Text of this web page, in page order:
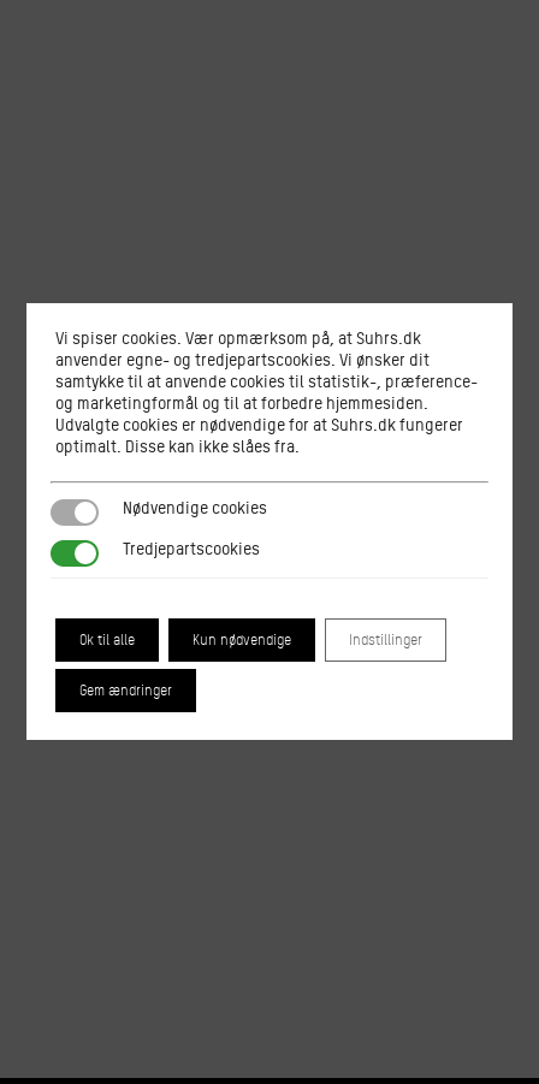
Vi spiser cookies. Vær opmærksom på, at Suhrs.dk
anvender egne- og tredjepartscookies. Vi ønsker dit
samtykke til at anvende cookies til statistik-, præference-
og marketingformål og til at forbedre hjemmesiden.
Udvalgte cookies er nødvendige for at Suhrs.dk fungerer
optimalt. Disse kan ikke slåes fra.
Nødvendige cookies
Nødvendige cookies
Tredjepartscookies
Tredjepartscookies
Ok til alle Kun nødvendige Indstillinger
Gem ændringer